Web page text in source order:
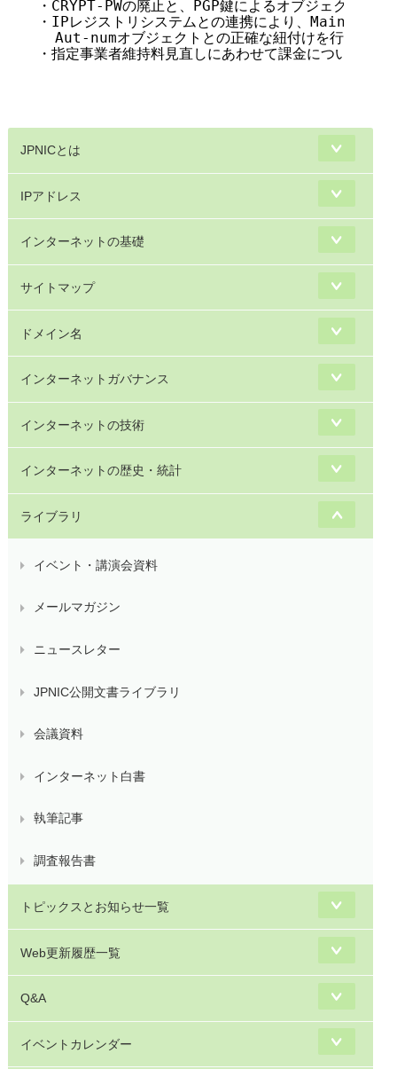
・CRYPT-PWの廃止と、PGP鍵によるオブジェクトの
・IPレジストリシステムとの連携により、
Aut-numオブジェクトとの正確な紐付けを行う
・指定事業者維持料見直しにあわせて課金についての
JPNICとは
IPアドレス
インターネットの基礎
サイトマップ
ドメイン名
インターネットガバナンス
インターネットの技術
インターネットの歴史・統計
ライブラリ
イベント・講演会資料
メールマガジン
ニュースレター
JPNIC公開文書ライブラリ
会議資料
インターネット白書
執筆記事
調査報告書
トピックスとお知らせ一覧
Web更新履歴一覧
Q&A
イベントカレンダー